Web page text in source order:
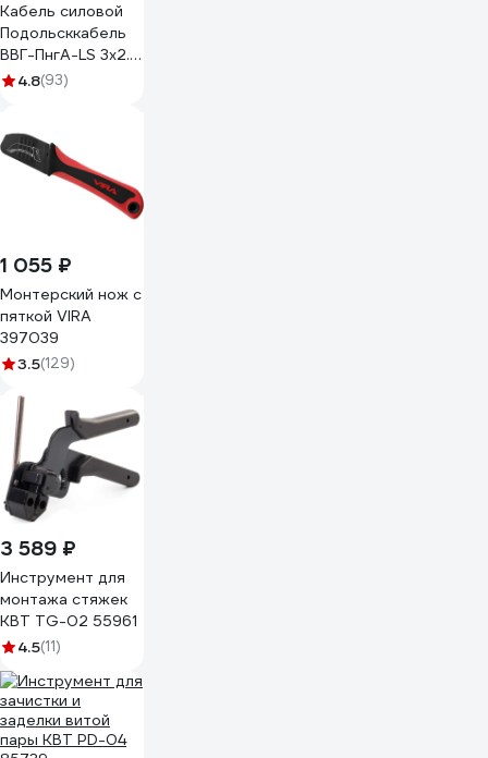
Кабель силовой
Подольсккабель
ВВГ-ПнгА-LS 3х2.5
N,PE 100м. 76061-
4.8(93)
1 055 ₽
Монтерский нож с
пяткой VIRA
397039
3.5(129)
3 589 ₽
Инструмент для
монтажа стяжек
КВТ TG-02 55961
4.5(11)